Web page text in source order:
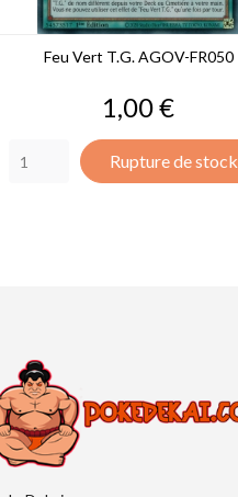
Feu Vert T.G. AGOV-FR050
Prix
1,00 €
Rupture de stock